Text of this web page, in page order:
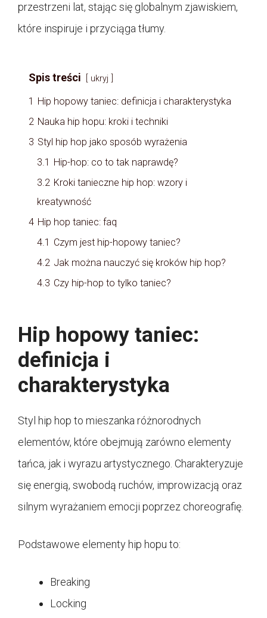
przestrzeni lat, stając się globalnym zjawiskiem,
które inspiruje i przyciąga tłumy.
Spis treści ukryj
1
Hip hopowy taniec: definicja i charakterystyka
2 Nauka hip hopu: kroki i techniki
3 Styl hip hop jako sposób wyrażenia
3.1
Hip-hop: co to tak naprawdę?
3.2 Kroki tanieczne hip hop: wzory i
kreatywność
4 Hip hop taniec: faq
4.1 Czym jest hip-hopowy taniec?
4.2 Jak można nauczyć się kroków hip hop?
4.3 Czy hip-hop to tylko taniec?
Hip hopowy taniec:
definicja i
charakterystyka
Styl hip hop to mieszanka różnorodnych
elementów, które obejmują zarówno elementy
tańca, jak i wyrazu artystycznego. Charakteryzuje
się energią, swobodą ruchów, improwizacją oraz
silnym wyrażaniem emocji poprzez choreografię.
Podstawowe elementy hip hopu to:
Breaking
Locking